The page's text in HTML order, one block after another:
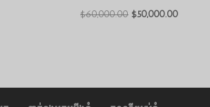
$60,000.00 តម្លៃ
$50,000.00តម្លៃ